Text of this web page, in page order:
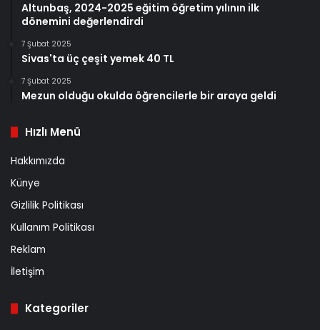
Altunbaş, 2024-2025 eğitim öğretim yılının ilk
dönemini değerlendirdi
7 Şubat 2025
Sivas'ta üç çeşit yemek 40 TL
7 Şubat 2025
Mezun olduğu okulda öğrencilerle bir araya geldi
Hızlı Menü
Hakkımızda
Künye
Gizlilik Politikası
Kullanım Politikası
Reklam
İletişim
Kategoriler